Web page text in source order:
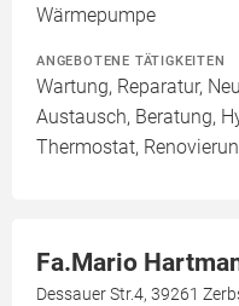
Wärmepumpe
ANGEBOTENE TÄTIGKEITEN
Wartung, Reparatur,
Austausch, Beratung,
Thermostat,
Fa.Mario
Dessauer Str.4, 39261